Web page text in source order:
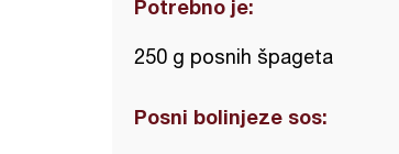
Potrebno je:
250 g posnih špageta
Posni bolinjeze sos: